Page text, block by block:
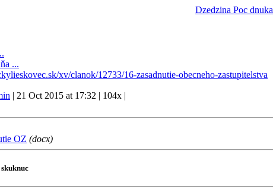
Dzedzina Poc dnuka
...
xv/clanok/12733/16-zasadnutie-obecneho-zastupitelstva
| 21 Oct 2015 at 17:32 | 104x |
OZ (docx)